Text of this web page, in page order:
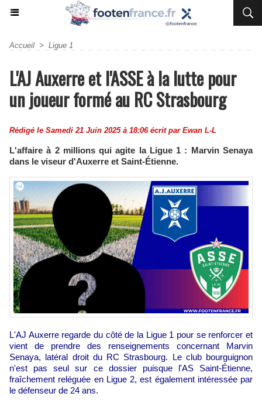
Accueil > Ligue 1
L'AJ Auxerre et l'ASSE à la lutte pour
un joueur formé au RC Strasbourg
Rédigé le Samedi 21 Juin 2025 à 18:06 écrit par Ewan L-L
L'affaire à 2 millions qui agite la Ligue 1 : Marvin Senaya
dans le viseur d'Auxerre et Saint-Étienne.
L'AJ Auxerre regarde du côté de la Ligue 1 pour se renforcer et
vient de prendre des renseignements concernant Marvin
Senaya, latéral droit du RC Strasbourg. Le club bourguignon
n'est pas seul sur ce dossier puisque l'AS Saint-Étienne,
fraîchement reléguée en Ligue 2, est également intéressée par
le défenseur de 24 ans.